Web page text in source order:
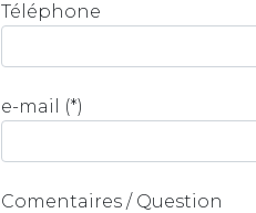
Téléphone
e-mail (*)
Comentaires / Question